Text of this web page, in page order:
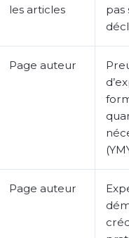
les articles
pas
Page auteur
Page auteur